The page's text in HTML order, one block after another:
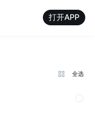
打开APP
全选